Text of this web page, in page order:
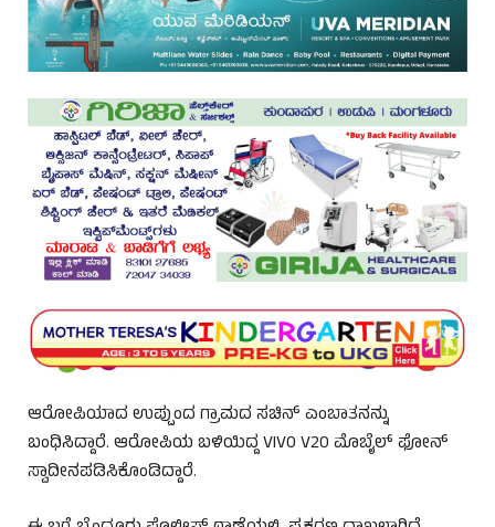
ಆರೋಪಿಯಾದ ಉಪ್ಪುಂದ ಗ್ರಾಮದ ಸಚಿನ್ ಎಂಬಾತನನ್ನು
ಬಂಧಿಸಿದ್ದಾರೆ. ಆರೋಪಿಯ ಬಳಿಯಿದ್ದ VIVO V20 ಮೊಬೈಲ್‌ ಫೋನ್‌
ಸ್ವಾದೀನಪಡಿಸಿಕೊಂಡಿದ್ದಾರೆ.